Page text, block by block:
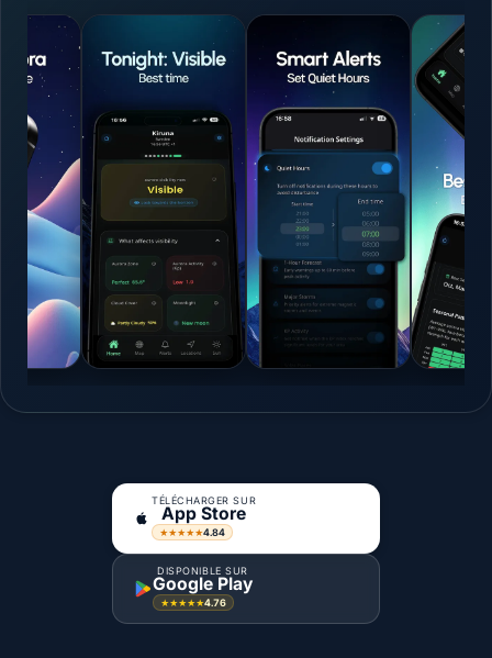
TÉLÉCHARGER SUR
App Store
★★★★★4.84
DISPONIBLE SUR
Google Play
★★★★★4.76